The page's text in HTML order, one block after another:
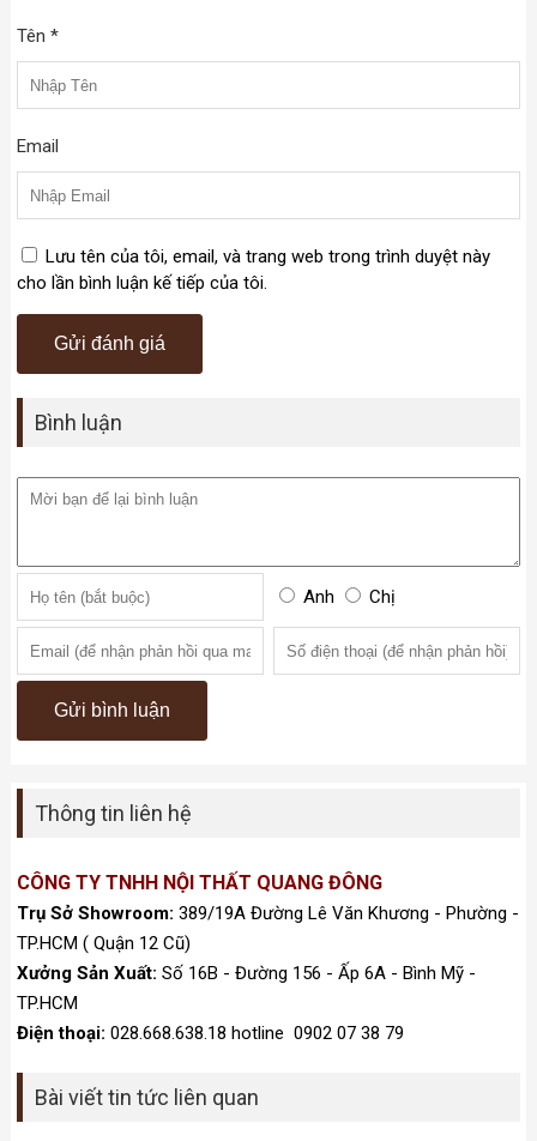
Tên *
Email
Lưu tên của tôi, email, và trang web trong trình duyệt này
cho lần bình luận kế tiếp của tôi.
Bình luận
Anh Chị
Thông tin liên hệ
CÔNG TY TNHH NỘI THẤT QUANG ĐÔNG
Trụ Sở Showroom: 389/19A Đường Lê Văn Khương - Phường -
TP.HCM ( Quận 12 Cũ)
Xưởng Sản Xuất: Số 16B - Đường 156 - Ấp 6A - Bình Mỹ -
TP.HCM
Điện thoại: 028.668.638.18 hotline 0902 07 38 79
Bài viết tin tức liên quan